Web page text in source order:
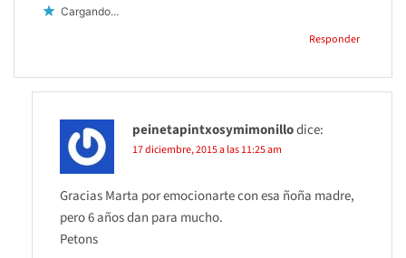
Cargando...
Responder
peinetapintxosymimonillodice:
17 diciembre, 2015 a las 11:25 am
Gracias Marta por emocionarte con esa ñoña madre,
pero 6 años dan para mucho.
Petons